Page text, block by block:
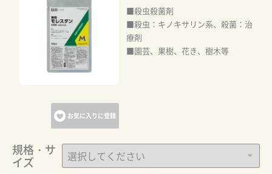
お気に入りに登録
■殺虫殺菌剤
■殺虫：キノキサリン系、殺菌：治
療剤
■園芸、果樹、花き、樹木等
規格・サ
イズ